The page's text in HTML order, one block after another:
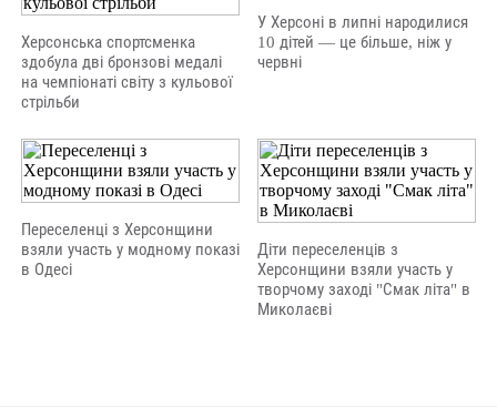
Херсонська спортсменка
здобула дві бронзові медалі
на чемпіонаті світу з кульової
стрільби
У Херсоні в липні народилися
10 дітей — це більше, ніж у
червні
Переселенці з Херсонщини
взяли участь у модному показі
в Одесі
Діти переселенців з
Херсонщини взяли участь у
творчому заході "Смак літа" в
Миколаєві